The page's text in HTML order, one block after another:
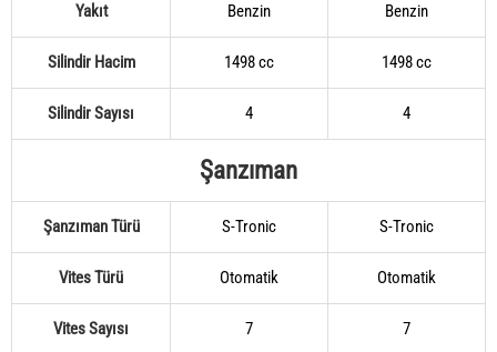
Yakıt Benzin Benzin
Silindir Hacim 1498 cc 1498 cc
Silindir Sayısı 4 4
Şanzıman
Şanzıman Türü S-Tronic S-Tronic
Vites Türü Otomatik Otomatik
Vites Sayısı 7 7